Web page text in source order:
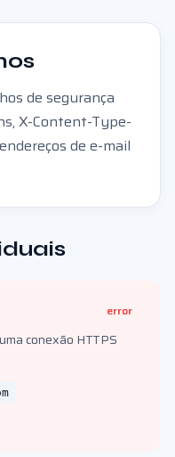
de segurança
X-Content-Type-
de e-mail
error
conexão HTTPS